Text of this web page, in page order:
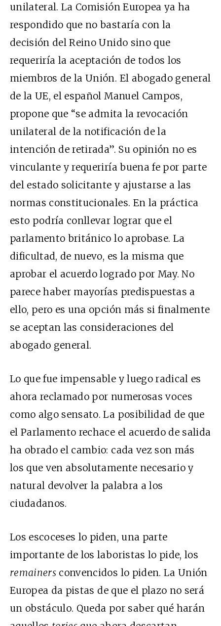
unilateral. La Comisión Europea ya ha
respondido que no bastaría con la
decisión del Reino Unido sino que
requeriría la aceptación de todos los
miembros de la Unión. El abogado general
de la UE, el español Manuel Campos,
propone que “se admita la revocación
unilateral de la notificación de la
intención de retirada”. Su opinión no es
vinculante y requeriría buena fe por parte
del estado solicitante y ajustarse a las
normas constitucionales. En la práctica
esto podría conllevar lograr que el
parlamento británico lo aprobase. La
dificultad, de nuevo, es la misma que
aprobar el acuerdo logrado por May. No
parece haber mayorías predispuestas a
ello, pero es una opción más si finalmente
se aceptan las consideraciones del
abogado general.
Lo que fue impensable y luego radical es
ahora reclamado por numerosas voces
como algo sensato. La posibilidad de que
el Parlamento rechace el acuerdo de salida
ha obrado el cambio: cada vez son más
los que ven absolutamente necesario y
natural devolver la palabra a los
ciudadanos.
Los escoceses lo piden, una parte
importante de loslaboristas lo pide, los
remainers convencidos lo piden. La Unión
Europea da pistas de que el plazo no será
un obstáculo. Queda por saber qué harán